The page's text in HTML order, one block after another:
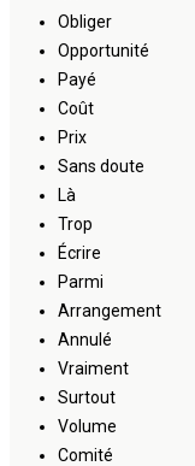
Obliger
Opportunité
Payé
Coût
Prix
Sans doute
Là
Trop
Écrire
Parmi
Arrangement
Annulé
Vraiment
Surtout
Volume
Comité